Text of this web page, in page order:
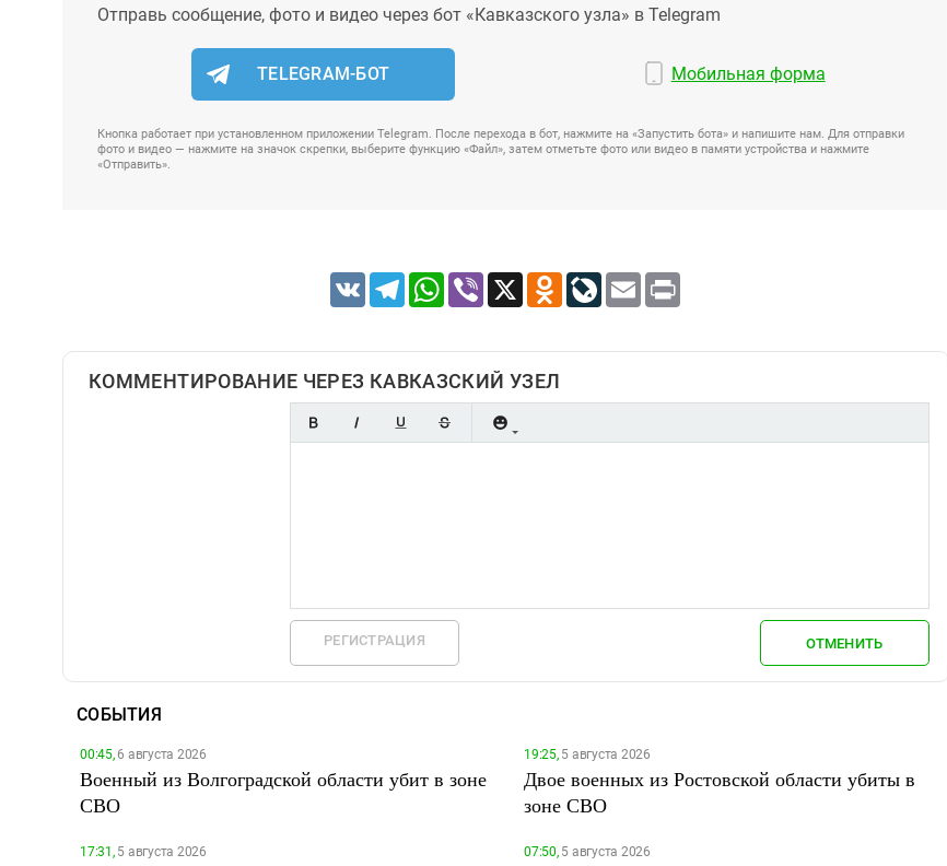
Отправь сообщение, фото и видео через бот «Кавказского узла» в Telegram
TELEGRAM-БОТ Мобильная форма
Кнопка работает при установленном приложении Telegram. После перехода в бот, нажмите на «Запустить бота» и напишите нам. Для отправки
фото и видео — нажмите на значок скрепки, выберите функцию «Файл», затем отметьте фото или видео в памяти устройства и нажмите
«Отправить».
VK TelegramWhatsApp
Viber X Odnoklassniki
LiveJournal
Email
КОММЕНТИРОВАНИЕ ЧЕРЕЗ КАВКАЗСКИЙ УЗЕЛ
РЕГИСТРАЦИЯ ОТМЕНИТЬ
СОБЫТИЯ
00:45,6 августа 2026
Военный из Волгоградской области убит в зоне
СВО
19:25,5 августа 2026
Двое военных из Ростовской области убиты в
зоне СВО
17:31,5 августа 2026 07:50,5 августа 2026